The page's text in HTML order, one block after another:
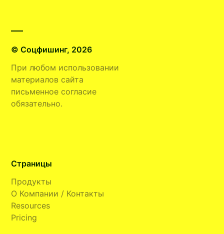
© Соцфишинг, 2026
При любом использовании
материалов сайта
письменное согласие
обязательно.
Страницы
Продукты
О Компании / Контакты
Resources
Pricing